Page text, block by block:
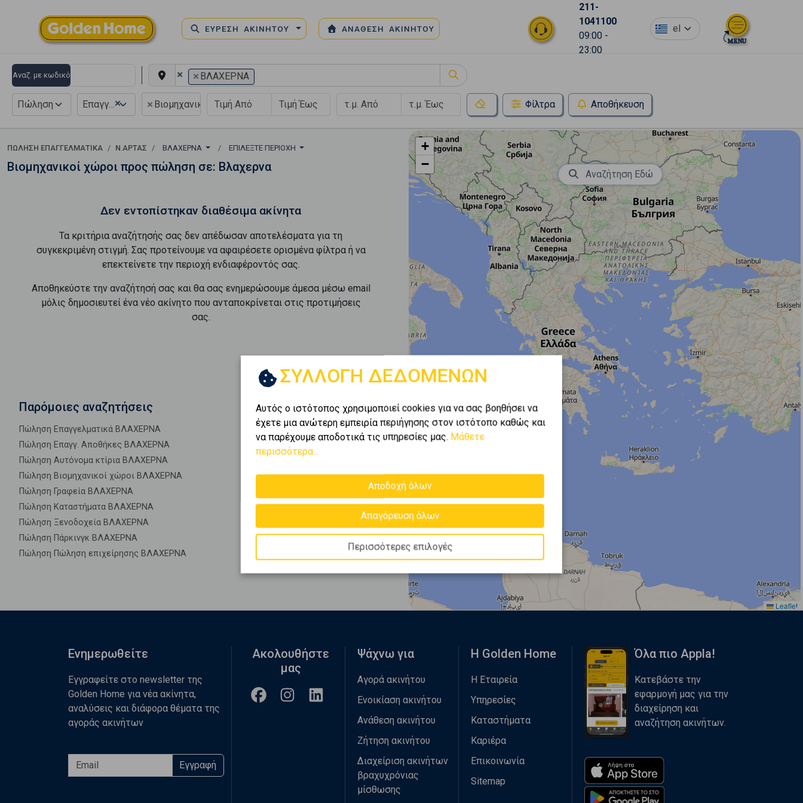
ΕΥΡΕΣΗ ΑΚΙΝΗΤΟΥ ΑΝΑΘΕΣΗ ΑΚΙΝΗΤΟΥ
211-
1041100
09:00 -
23:00
el
Αναζ. με κωδικό × × ΒΛΑΧΕΡΝΑ
Πώληση ×
Επαγγελματικό × Βιομηχανικός - Βιοτεχνικός Χώρος Φίλτρα Αποθήκευση
ΠΏΛΗΣΗ ΕΠΑΓΓΕΛΜΑΤΙΚΆ Ν.ΑΡΤΑΣ ΒΛΑΧΕΡΝΑ ΕΠΙΛΈΞΤΕ ΠΕΡΙΟΧΉ
Βιομηχανικοί χώροι προς πώληση σε: Βλαχερνα
Δεν εντοπίστηκαν διαθέσιμα ακίνητα
Τα κριτήρια αναζήτησής σας δεν απέδωσαν αποτελέσματα για τη
συγκεκριμένη στιγμή. Σας προτείνουμε να αφαιρέσετε ορισμένα φίλτρα ή να
επεκτείνετε την περιοχή ενδιαφέροντός σας.
Αποθηκεύστε την αναζήτησή σας και θα σας ενημερώσουμε άμεσα μέσω email
μόλις δημοσιευτεί ένα νέο ακίνητο που ανταποκρίνεται στις προτιμήσεις
σας.
Παρόμοιες αναζητήσεις
Πώληση Επαγγελματικά ΒΛΑΧΕΡΝΑ
Πώληση Επαγγ. Αποθήκες ΒΛΑΧΕΡΝΑ
Πώληση Αυτόνομα κτίρια ΒΛΑΧΕΡΝΑ
Πώληση Βιομηχανικοί χώροι ΒΛΑΧΕΡΝΑ
Πώληση Γραφεία ΒΛΑΧΕΡΝΑ
Πώληση Καταστήματα ΒΛΑΧΕΡΝΑ
Πώληση Ξενοδοχεία ΒΛΑΧΕΡΝΑ
Πώληση Πάρκινγκ ΒΛΑΧΕΡΝΑ
Πώληση Πώληση επιχείρησης ΒΛΑΧΕΡΝΑ
+
−
Leaflet
Αναζήτηση Εδώ
ΣΥΛΛΟΓΗ ΔΕΔΟΜΕΝΩΝ
Αυτός ο ιστότοπος χρησιμοποιεί cookies για να σας βοηθήσει να
έχετε μια ανώτερη εμπειρία περιήγησης στον ιστότοπο καθώς και
να παρέχουμε αποδοτικά τις υπηρεσίες μας. Μάθετε
περισσότερα...
Αποδοχή όλων
Απαγόρευση όλων
Περισσότερες επιλογές
Ενημερωθείτε
Εγγραφείτε στο newsletter της
Golden Home για νέα ακίνητα,
αναλύσεις και διάφορα θέματα της
αγοράς ακινήτων
Εγγραφή
Ακολουθήστε
μας
Ψάχνω για
Αγορά ακινήτου
Ενοικίαση ακινήτου
Ανάθεση ακινήτου
Ζήτηση ακινήτου
Διαχείριση ακινήτων
βραχυχρόνιας
μίσθωσης
Η Golden Home
Η Εταιρεία
Υπηρεσίες
Καταστήματα
Καριέρα
Επικοινωνία
Sitemap
Όλα πιο Appla!
Κατεβάστε την
εφαρμογή μας για την
διαχείρηση και
αναζήτηση ακινήτων.